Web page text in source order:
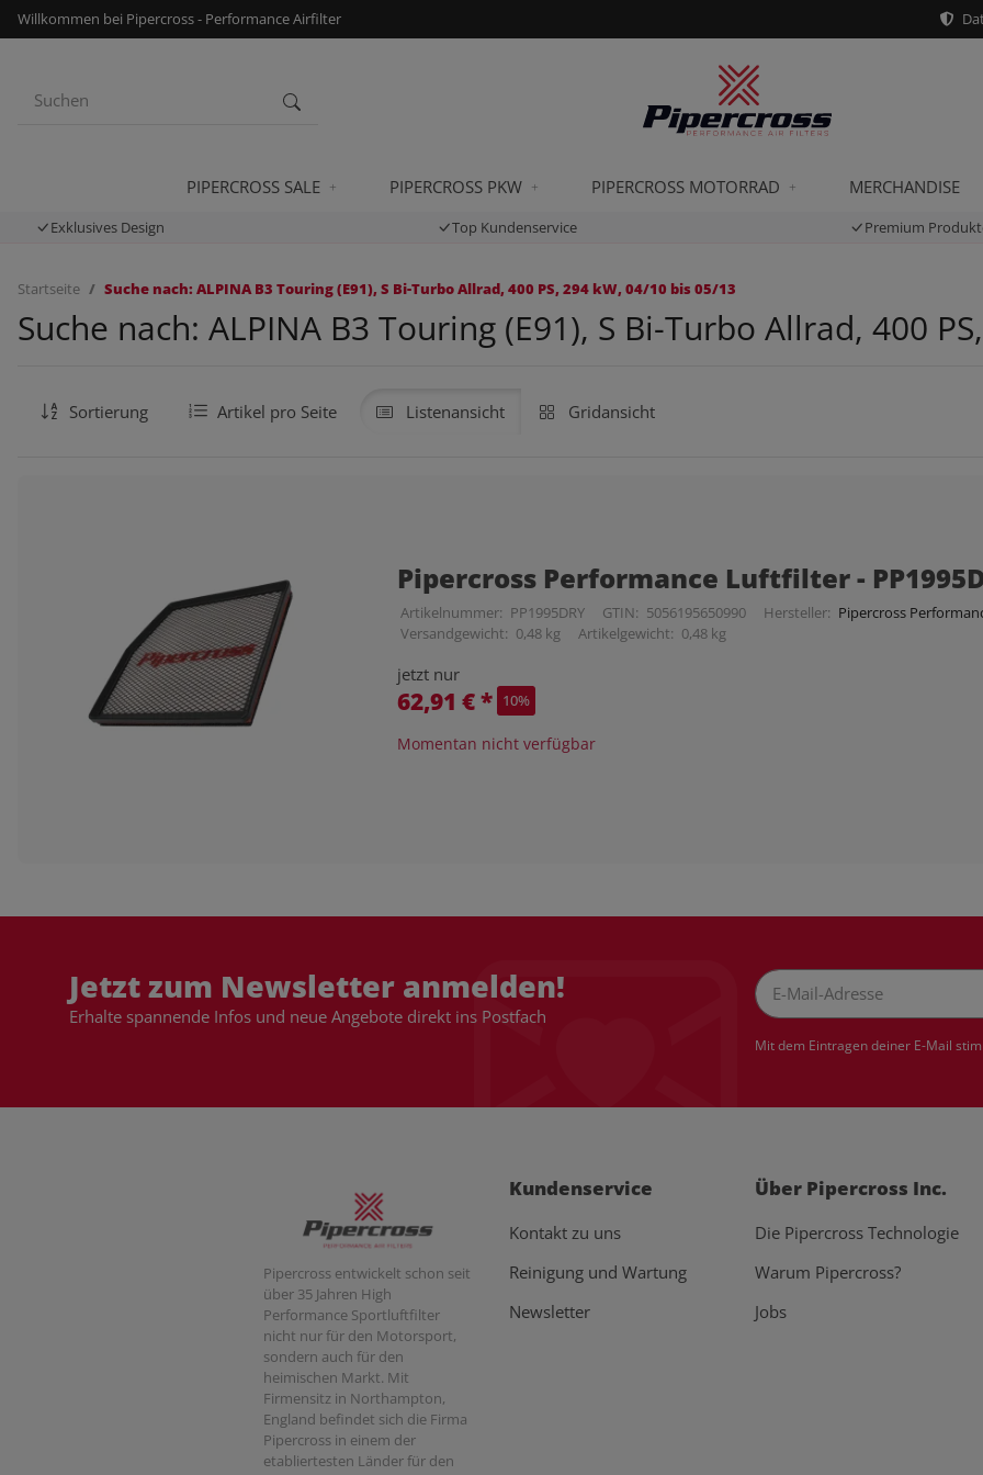
Willkommen bei Pipercross - Performance Airfilter
PIPERCROSS SALE PIPERCROSS PKW PIPERCROSS MOTORRAD MERCHANDISE
Exklusives Design Top Kundenservice Premium
Startseite Suche nach: ALPINA B3 Touring (E91), S Bi-Turbo Allrad, 400 PS, 294 kW, 04/10 bis 05/13
Suche nach: ALPINA B3 Touring (E91), S Bi-Turbo Allrad, 400
Sortierung Artikel pro Seite Listenansicht Gridansicht
Pipercross Performance Luftfilter -
Artikelnummer: PP1995DRY GTIN: 5056195650990 Hersteller: Pipercross
Versandgewicht: 0,48 kg Artikelgewicht: 0,48 kg
jetzt nur
62,91 €* 10%
Momentan nicht verfügbar
Jetzt zum Newsletter anmelden!
Erhalte spannende Infos und neue Angebote direkt ins Postfach
Mit dem Eintragen deiner E-Mail
Pipercross entwickelt schon seit
über 35 Jahren High
Performance Sportluftfilter
nicht nur für den Motorsport,
sondern auch für den
heimischen Markt. Mit
Firmensitz in Northampton,
England befindet sich die Firma
Pipercross in einem der
etabliertesten Länder für den
Kundenservice
Kontakt zu uns
Reinigung und Wartung
Newsletter
Über Pipercross Inc.
Die Pipercross Technologie
Warum Pipercross?
Jobs